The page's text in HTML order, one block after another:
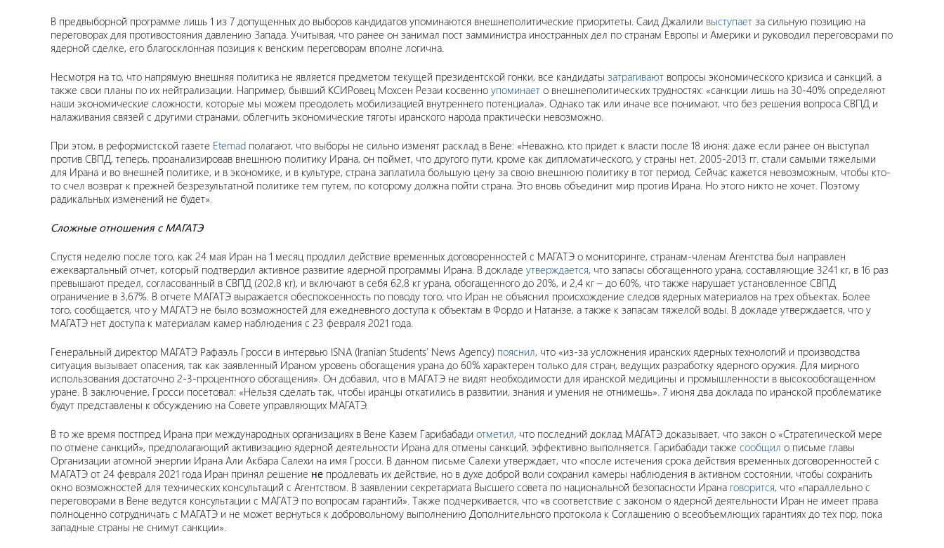
В предвыборной программе лишь 1 из 7 допущенных до выборов кандидатов упоминаются внешнеполитические приоритеты. Саид Джалили выступает за сильную позицию на
переговорах для противостояния давлению Запада. Учитывая, что ранее он занимал пост замминистра иностранных дел по странам Европы и Америки и руководил переговорами по
ядерной сделке, его благосклонная позиция к венским переговорам вполне логична.
Несмотря на то, что напрямую внешняя политика не является предметом текущей президентской гонки, все кандидаты затрагивают вопросы экономического кризиса и санкций, а
также свои планы по их нейтрализации. Например, бывший КСИРовец Мохсен Резаи косвенно упоминает о внешнеполитических трудностях: «санкции лишь на 30-40% определяют
наши экономические сложности, которые мы можем преодолеть мобилизацией внутреннего потенциала». Однако так или иначе все понимают, что без решения вопроса СВПД и
налаживания связей с другими странами, облегчить экономические тяготы иранского народа практически невозможно.
При этом, в реформистской газете Etemad полагают, что выборы не сильно изменят расклад в Вене: «Неважно, кто придет к власти после 18 июня: даже если ранее он выступал
против СВПД, теперь, проанализировав внешнюю политику Ирана, он поймет, что другого пути, кроме как дипломатического, у страны нет. 2005-2013 гг. стали самыми тяжелыми
для Ирана и во внешней политике, и в экономике, и в культуре, страна заплатила большую цену за свою внешнюю политику в тот период. Сейчас кажется невозможным, чтобы кто-
то счел возврат к прежней безрезультатной политике тем путем, по которому должна пойти страна. Это вновь объединит мир против Ирана. Но этого никто не хочет. Поэтому
радикальных изменений не будет».
Сложные отношения с МАГАТЭ
Спустя неделю после того, как 24 мая Иран на 1 месяц продлил действие временных договоренностей с МАГАТЭ о мониторинге, странам-членам Агентства был направлен
ежеквартальный отчет, который подтвердил активное развитие ядерной программы Ирана. В докладе утверждается, что запасы обогащенного урана, составляющие 3241 кг, в 16 раз
превышают предел, согласованный в СВПД (202,8 кг), и включают в себя 62,8 кг урана, обогащенного до 20%, и 2,4 кг – до 60%, что также нарушает установленное СВПД
ограничение в 3,67%. В отчете МАГАТЭ выражается обеспокоенность по поводу того, что Иран не объяснил происхождение следов ядерных материалов на трех объектах. Более
того, сообщается, что у МАГАТЭ не было возможностей для ежедневного доступа к объектам в Фордо и Натанзе, а также к запасам тяжелой воды. В докладе утверждается, что у
МАГАТЭ нет доступа к материалам камер наблюдения с 23 февраля 2021 года.
Генеральный директор МАГАТЭ Рафаэль Гросси в интервью ISNA (Iranian Students’ News Agency) пояснил, что «из-за усложнения иранских ядерных технологий и производства
ситуация вызывает опасения, так как заявленный Ираном уровень обогащения урана до 60% характерен только для стран, ведущих разработку ядерного оружия. Для мирного
использования достаточно 2-3-процентного обогащения». Он добавил, что в МАГАТЭ не видят необходимости для иранской медицины и промышленности в высокообогащенном
уране. В заключение, Гросси посетовал: «Нельзя сделать так, чтобы иранцы откатились в развитии, знания и умения не отнимешь». 7 июня два доклада по иранской проблематике
будут представлены к обсуждению на Совете управляющих МАГАТЭ.
В то же время постпред Ирана при международных организациях в Вене Казем Гарибабади отметил, что последний доклад МАГАТЭ доказывает, что закон о «Стратегической мере
по отмене санкций», предполагающий активизацию ядерной деятельности Ирана для отмены санкций, эффективно выполняется. Гарибабади также сообщил о письме главы
Организации атомной энергии Ирана Али Акбара Салехи на имя Гросси. В данном письме Салехи утверждает, что «после истечения срока действия временных договоренностей с
МАГАТЭ от 24 февраля 2021 года Иран принял решение не продлевать их действие, но в духе доброй воли сохранил камеры наблюдения в активном состоянии, чтобы сохранить
окно возможностей для технических консультаций с Агентством. В заявлении секретариата Высшего совета по национальной безопасности Ирана говорится, что «параллельно с
переговорами в Вене ведутся консультации с МАГАТЭ по вопросам гарантий». Также подчеркивается, что «в соответствие с законом о ядерной деятельности Иран не имеет права
полноценно сотрудничать с МАГАТЭ и не может вернуться к добровольному выполнению Дополнительного протокола к Соглашению о всеобъемлющих гарантиях до тех пор, пока
западные страны не снимут санкции».